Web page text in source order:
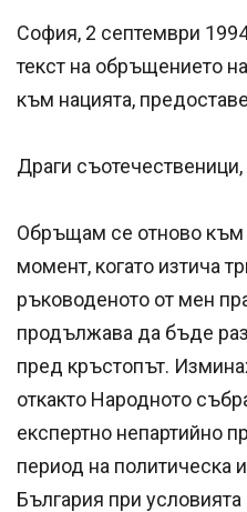
София, 2 септември
текст на обръщението
към нацията,
Драги съотечественици,
Обръщам се отново към
момент, когато изтича
ръководеното от мен
продължава да бъде
пред кръстопът.
откакто Народното
експертно непартийно
период на политическа
България при